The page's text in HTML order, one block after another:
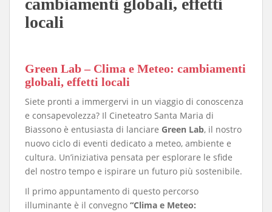
locali
Green Lab – Clima e Meteo: cambiamenti
globali, effetti locali
​Siete pronti a immergervi in un viaggio di conoscenza
e consapevolezza? Il Cineteatro Santa Maria di
Biassono è entusiasta di lanciare Green Lab, il nostro
nuovo ciclo di eventi dedicato a meteo, ambiente e
cultura. Un’iniziativa pensata per esplorare le sfide
del nostro tempo e ispirare un futuro più sostenibile.
​Il primo appuntamento di questo percorso
illuminante è il convegno “Clima e Meteo: